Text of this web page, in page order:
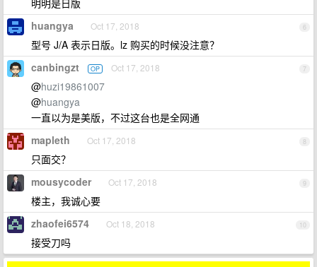
明明是日版
6
huangya Oct 17, 2018
型号 J/A 表示日版。lz 购买的时候没注意？
7
canbingzt OP Oct 17, 2018
@huzi19861007
@huangya
一直以为是美版，不过这台也是全网通
8
mapleth Oct 17, 2018
只面交？
9
mousycoder Oct 17, 2018
楼主，我诚心要
10
zhaofei6574 Oct 18, 2018
接受刀吗